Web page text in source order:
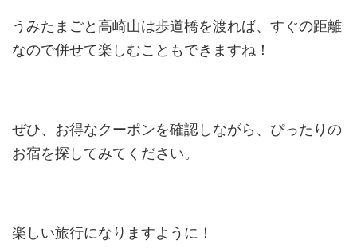
うみたまごと高崎山は歩道橋を渡れば、すぐの距離
なので併せて楽しむこともできますね！
ぜひ、お得なクーポンを確認しながら、ぴったりの
お宿を探してみてください。
楽しい旅行になりますように！